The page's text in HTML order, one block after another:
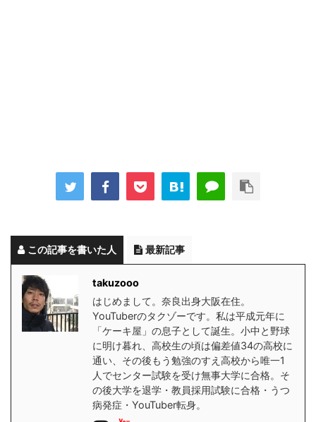
この記事を書いた人 最新記事
takuzooo
はじめまして。奈良出身大阪在住。
YouTuberのタクゾーです。私は平成元年に
「ケーキ屋」の息子として誕生。小中と野球
に明け暮れ、高校生の頃は偏差値34の高校に
通い、その後もう勉強のすえ高校から唯一1
人でセンター試験を受け無事大学に合格。そ
の後大学を退学・教員採用試験に合格・うつ
病発症・YouTuber転身。